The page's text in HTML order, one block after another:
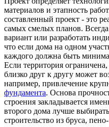
материалов и этапность
составленный проект - это
самых смелых планов.
вариант или разработать
что если дома на одном
каждого должна быть
Если территория
близко друг к другу может
например, привлечение
фундамента. Основа
строения закладывается
второго дома лучше
строительство из бруса,